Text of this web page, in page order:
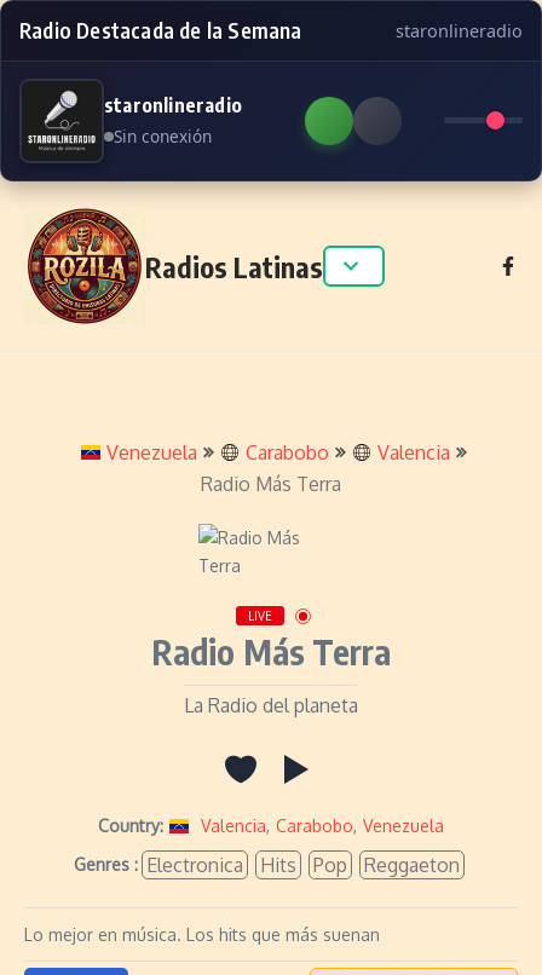
Radio Destacada de la Semana staronlineradio
staronlineradio
Sin conexión
Skip to content
Radios Latinas
Venezuela Carabobo
Valencia
Radio Más Terra
LIVE
Radio Más Terra
La Radio del planeta
Country: Valencia, Carabobo, Venezuela
Genres : Electronica Hits Pop Reggaeton
Lo mejor en música. Los hits que más suenan